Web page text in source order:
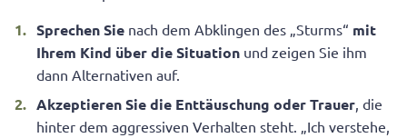
Sprechen Sie nach dem Abklingen des „Sturms“ mit
Ihrem Kind über die Situation und zeigen Sie ihm
dann Alternativen auf.
Akzeptieren Sie die Enttäuschung oder Trauer, die
hinter dem aggressiven Verhalten steht. „Ich verstehe,